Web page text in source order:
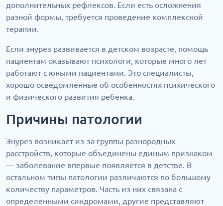
дополнительных рефлексов. Если есть осложнения
разной формы, требуется проведение комплексной
терапии.
Если энурез развивается в детском возрасте, помощь
пациентам оказывают психологи, которые много лет
работают с юными пациентами. Это специалисты,
хорошо осведомленные об особенностях психического
и физического развития ребенка.
Причины патологии
Энурез возникает из-за группы разнородных
расстройств, которые объединены единым признаком
— заболевание впервые появляется в детстве. В
остальном типы патологии различаются по большому
количеству параметров. Часть из них связана с
определенными синдромами, другие представляют